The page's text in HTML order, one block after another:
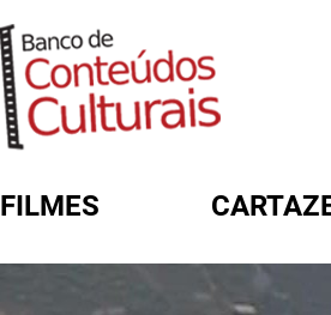
FILMES
FORMULÁRIO